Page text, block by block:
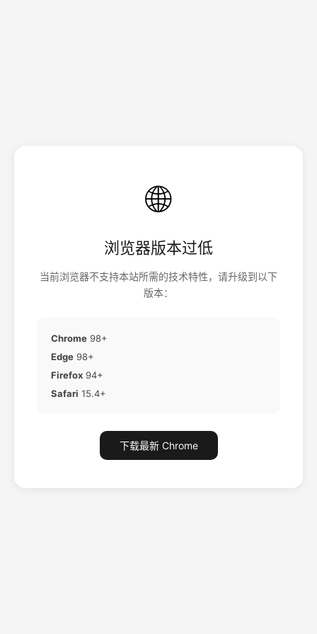
🌐
浏览器版本过低
当前浏览器不支持本站所需的技术特性，请升级到以下
版本：
Chrome 98+
Edge 98+
Firefox 94+
Safari 15.4+
下载最新 Chrome